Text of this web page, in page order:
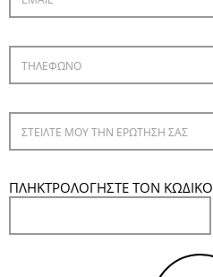
ΠΛΗΚΤΡΟΛΟΓΗΣΤΕ ΤΟΝ ΚΩΔΙΚΟ